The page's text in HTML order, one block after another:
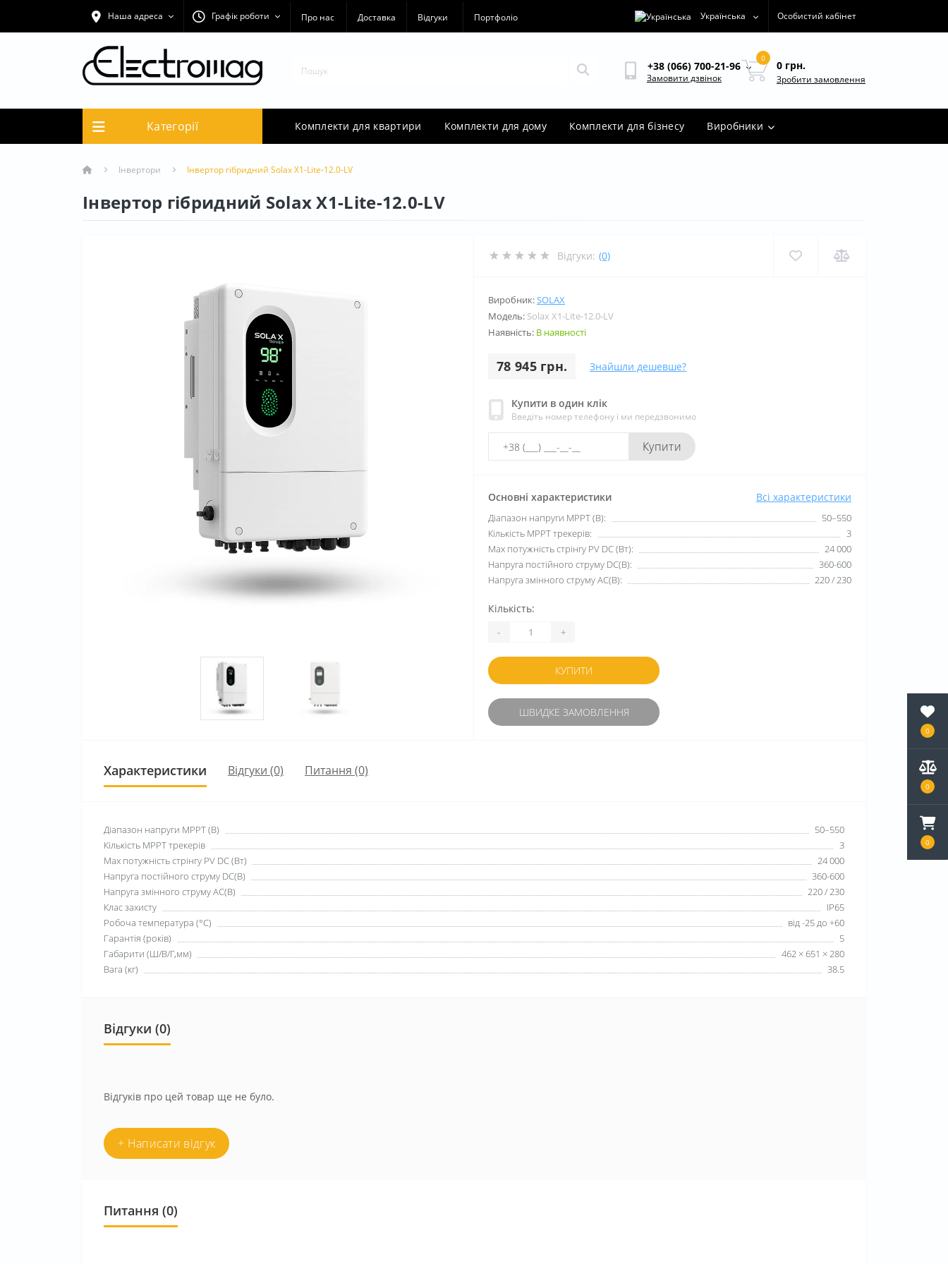
0
0
0
Наша адреса Графік роботи Про нас Доставка Відгуки Портфоліо Українська Особистий кабінет
+38 (066) 700-21-96
Замовити дзвінок
0
0 грн.
Зробити замовлення
Категорії Комплекти для квартири Комплекти для дому Комплекти для бізнесу Виробники
Інвертори Інвертор гібридний Solax X1-Lite-12.0-LV
Інвертор гібридний Solax X1-Lite-12.0-LV
Відгуки: (0)
Виробник:SOLAX
Модель: Solax X1-Lite-12.0-LV
Наявність: В наявності
78 945 грн. Знайшли дешевше?
Купити в один клік
Введіть номер телефону і ми передзвонимо
Купити
Основні характеристики Всі характеристики
Діапазон напруги MPPT (B):
50–550
Кількість МРРТ трекерів:
3
Max потужність стрінгу PV DC (Вт):
24 000
Напруга постійного струму DC(В):
360-600
Напруга змінного струму АС(В):
220 / 230
Кількість:
- +
КУПИТИ
ШВИДКЕ ЗАМОВЛЕННЯ
Характеристики Відгуки (0) Питання (0)
Діапазон напруги MPPT (B)
50–550
Кількість МРРТ трекерів
3
Max потужність стрінгу PV DC (Вт)
24 000
Напруга постійного струму DC(В)
360-600
Напруга змінного струму АС(В)
220 / 230
Клас захисту
IP65
Робоча температура (°C)
від -25 до +60
Гарантія (років)
5
Габарити (Ш/В/Г,мм)
462 × 651 × 280
Вага (кг)
38.5
Відгуки (0)
Відгуків про цей товар ще не було.
+ Написати відгук
Питання (0)